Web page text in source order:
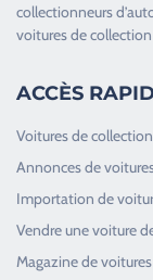
collectionneurs d’
voitures de
ACCÈS
Voitures de
Annonces de
Importation de
Vendre une voiture
Magazine de